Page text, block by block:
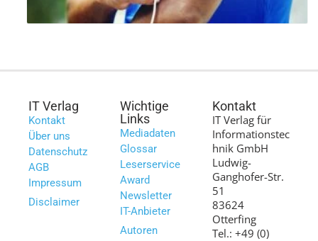
IT Verlag
Kontakt
Über uns
Datenschutz
AGB
Impressum
Disclaimer
Wichtige
Links
Mediadaten
Glossar
Leserservice
Award
Newsletter
IT-Anbieter
Autoren
Kontakt
IT Verlag für
Informationstec
hnik GmbH
Ludwig-
Ganghofer-Str.
51
83624
Otterfing
Tel.: +49 (0)